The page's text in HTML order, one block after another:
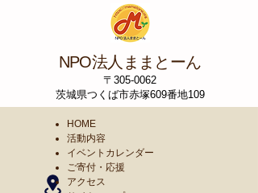
NPO法人ままとーん
〒305-0062
茨城県つくば市赤塚609番地109
HOME
活動内容
イベントカレンダー
ご寄付・応援
​アクセス